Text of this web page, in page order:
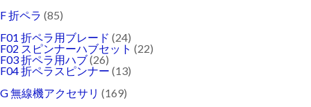
F 折ペラ (85)
F01 折ペラ用ブレード (24)
F02 スピンナーハブセット (22)
F03 折ペラ用ハブ(26)
F04 折ペラスピンナー (13)
G 無線機アクセサリ (169)